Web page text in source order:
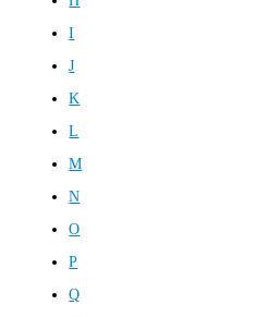
I
J
K
L
M
N
O
P
Q